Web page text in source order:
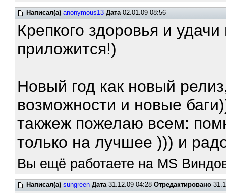
Написал(а) anonymous13 Дата02.01.09 08:56
Крепкого здоровья и
приложится!)
Новый год как новый
возможности и новые
такжеж пожелаю всем:
только на лучшее ))) и
Вы ещё работаете на MS
Написал(а) sungreen Дата31.12.09 04:28Отредактировано